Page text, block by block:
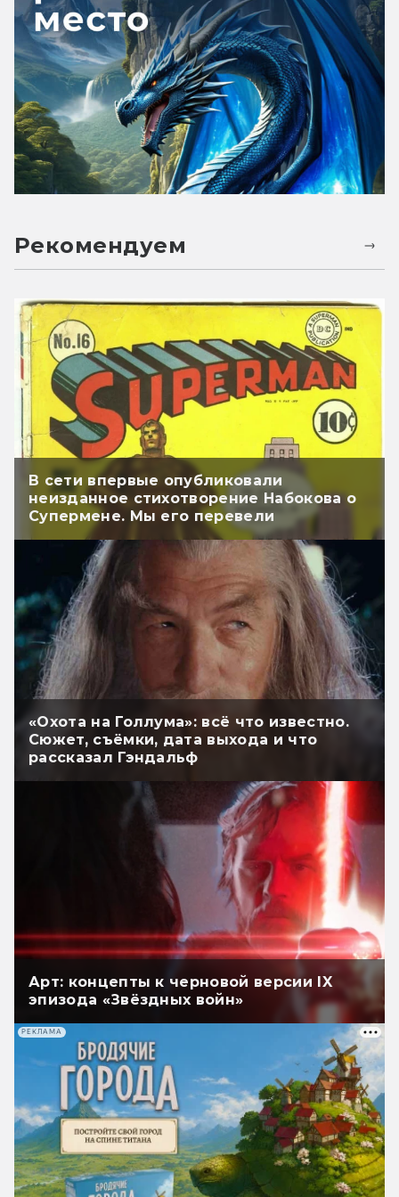
Рекомендуем
В сети впервые опубликовали
неизданное стихотворение Набокова о
Супермене. Мы его перевели
«Охота на Голлума»: всё что известно.
Сюжет, съёмки, дата выхода и что
рассказал Гэндальф
Арт: концепты к черновой версии IX
эпизода «Звёздных войн»
РЕКЛАМА